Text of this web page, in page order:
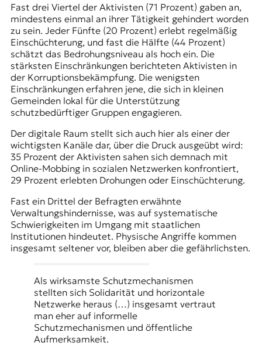
Fast drei Viertel der Aktivisten (71 Prozent) gaben an,
mindestens einmal an ihrer Tätigkeit gehindert worden
zu sein. Jeder Fünfte (20 Prozent) erlebt regelmäßig
Einschüchterung, und fast die Hälfte (44 Prozent)
schätzt das Bedrohungsniveau als hoch ein. Die
stärksten Einschränkungen berichteten Aktivisten in
der Korruptionsbekämpfung. Die wenigsten
Einschränkungen erfahren jene, die sich in kleinen
Gemeinden lokal für die Unterstützung
schutzbedürftiger Gruppen engagieren.
Der digitale Raum stellt sich auch hier als einer der
wichtigsten Kanäle dar, über die Druck ausgeübt wird:
35 Prozent der Aktivisten sahen sich demnach mit
Online-Mobbing in sozialen Netzwerken konfrontiert,
29 Prozent erlebten Drohungen oder Einschüchterung.
Fast ein Drittel der Befragten erwähnte
Verwaltungshindernisse, was auf systematische
Schwierigkeiten im Umgang mit staatlichen
Institutionen hindeutet. Physische Angriffe kommen
insgesamt seltener vor, bleiben aber die gefährlichsten.
Als wirksamste Schutzmechanismen
stellten sich Solidarität und horizontale
Netzwerke heraus (…) insgesamt vertraut
man eher auf informelle
Schutzmechanismen und öffentliche
Aufmerksamkeit.